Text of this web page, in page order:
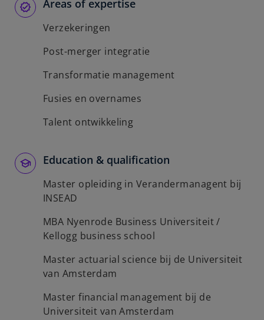
Areas of expertise
Verzekeringen
Post-merger integratie
Transformatie management
Fusies en overnames
Talent ontwikkeling
Education & qualification
Master opleiding in Verandermanagent bij
INSEAD
MBA Nyenrode Business Universiteit /
Kellogg business school
Master actuarial science bij de Universiteit
van Amsterdam
Master financial management bij de
Universiteit van Amsterdam